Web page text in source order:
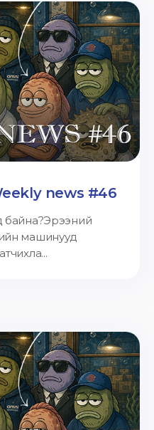
news #46
байна?Эрээний
машинууд